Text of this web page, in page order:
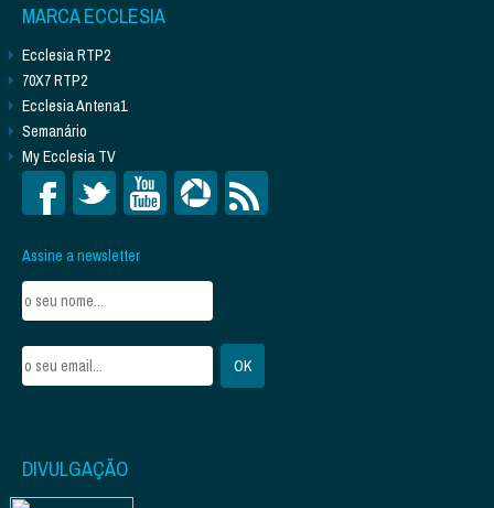
MARCA ECCLESIA
Ecclesia RTP2
70X7 RTP2
Ecclesia Antena1
Semanário
My Ecclesia TV
Assine a newsletter
DIVULGAÇÃO